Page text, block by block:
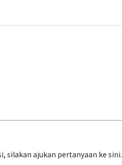
silakan ajukan pertanyaan ke sini.